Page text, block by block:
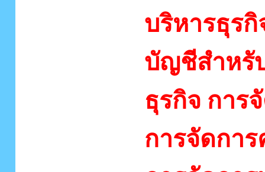
บริหารธุรกิ
บัญชีสำหรั
ธุรกิจ ก
การจัดกา